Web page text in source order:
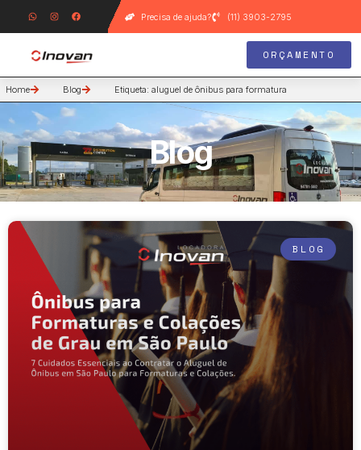
Precisa de ajuda? (11) 3903-2795
ORÇAMENTO
Home Blog Etiqueta: aluguel de ônibus para formatura
Blog
BLOG